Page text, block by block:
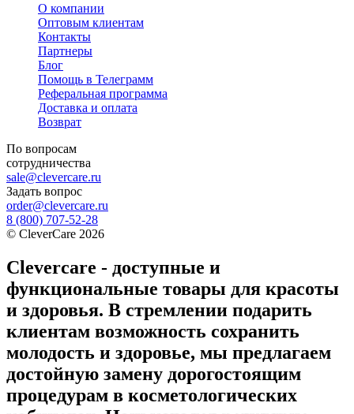
О компании
Оптовым клиентам
Контакты
Партнеры
Блог
Помощь в Телеграмм
Реферальная программа
Доставка и оплата
Возврат
По вопросам
сотрудничества
sale@clevercare.ru
Задать вопрос
order@clevercare.ru
8 (800) 707-52-28
© CleverCare 2026
Clevercare - доступные и
функциональные товары для красоты
и здоровья. В стремлении подарить
клиентам возможность сохранить
молодость и здоровье, мы предлагаем
достойную замену дорогостоящим
процедурам в косметологических